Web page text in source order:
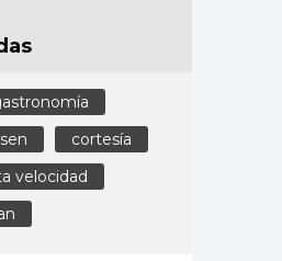
cortesía
velocidad